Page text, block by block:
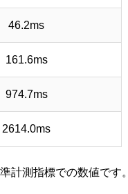
46.2ms
161.6ms
974.7ms
2614.0ms
計測指標での数値です。